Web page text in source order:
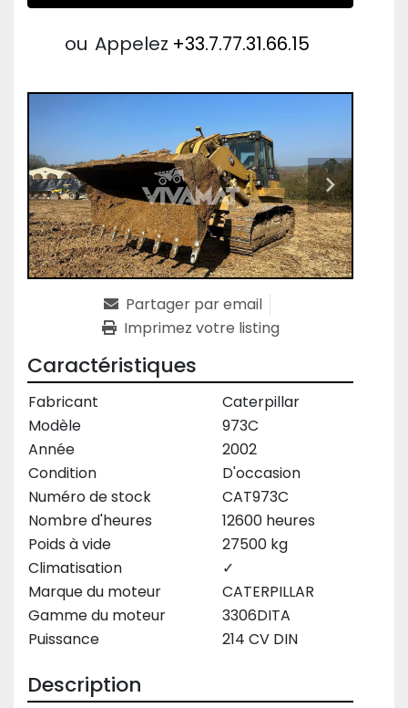
ou Appelez +33.7.77.31.66.15
Partager par email
Imprimez votre listing
Caractéristiques
Fabricant
Caterpillar
Modèle
973C
Année
2002
Condition
D'occasion
Numéro de stock
CAT973C
Nombre d'heures
12600 heures
Poids à vide
27500 kg
Climatisation
✓
Marque du moteur
CATERPILLAR
Gamme du moteur
3306DITA
Puissance
214 CV DIN
Description